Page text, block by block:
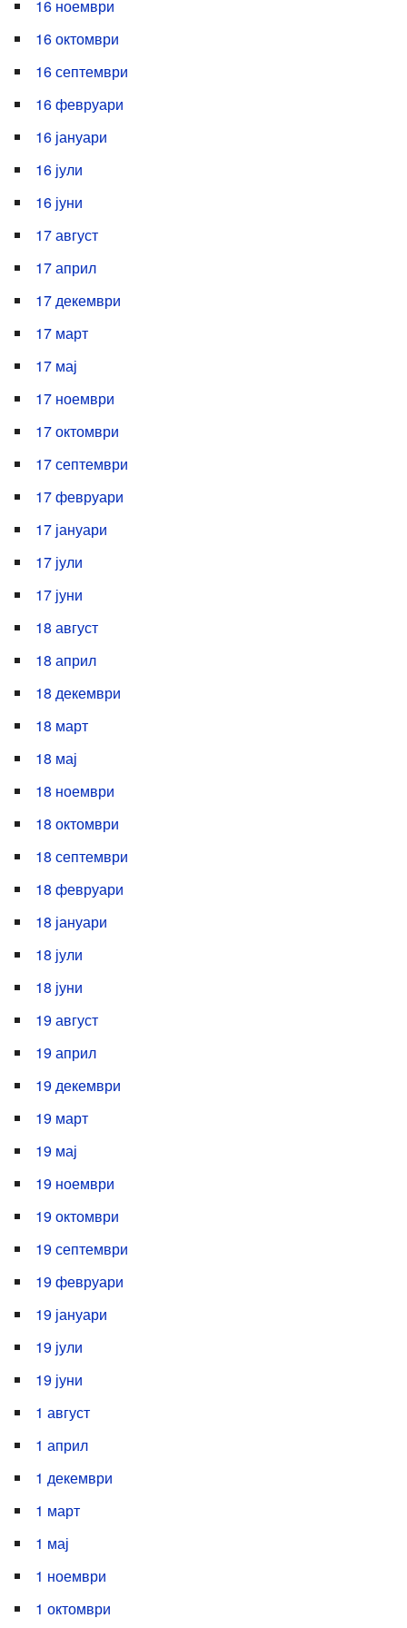
16 ноември
16 октомври
16 септември
16 февруари
16 јануари
16 јули
16 јуни
17 август
17 април
17 декември
17 март
17 мај
17 ноември
17 октомври
17 септември
17 февруари
17 јануари
17 јули
17 јуни
18 август
18 април
18 декември
18 март
18 мај
18 ноември
18 октомври
18 септември
18 февруари
18 јануари
18 јули
18 јуни
19 август
19 април
19 декември
19 март
19 мај
19 ноември
19 октомври
19 септември
19 февруари
19 јануари
19 јули
19 јуни
1 август
1 април
1 декември
1 март
1 мај
1 ноември
1 октомври